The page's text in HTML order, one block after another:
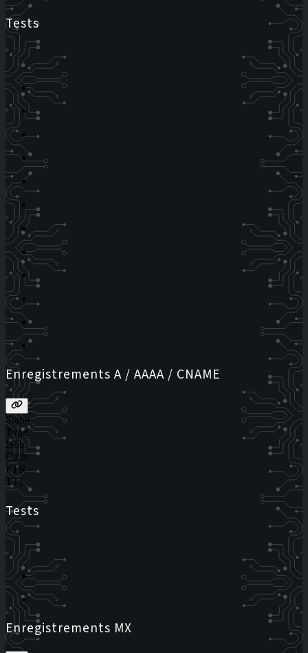
Tests
Enregistrements A / AAAA / CNAME
Statut
Type
Hôte
Cible
PTR
TTL
Tests
Enregistrements MX